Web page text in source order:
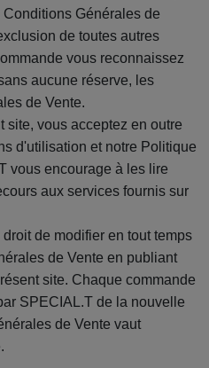
Générales de
de toutes autres
vous reconnaissez
aucune réserve, les
de Vente.
site, vous acceptez en outre
d'utilisation et notre Politique
vous encourage à les lire
aux services fournis sur
de modifier en tout temps
de Vente en publiant
site. Chaque commande
SPECIAL.T de la nouvelle
de Vente vaut